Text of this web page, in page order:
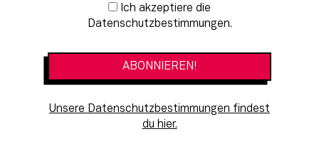
Newsletter-Anmeldung
Datenschutzbestimmungen.
Unsere Datenschutzbestimmungen findest
du hier.